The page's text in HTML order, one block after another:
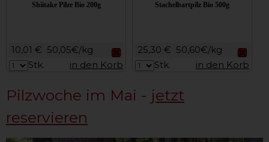
Shiitake Pilze Bio 200g
10,01 € 50,05€/kg
Stk.
in den Korb
Stachelbartpilz Bio 500g
25,30 € 50,60€/kg
Stk.
in den Korb
Pilzwoche im Mai - jetzt
reservieren